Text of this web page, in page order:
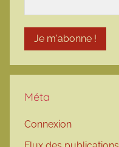
Méta
Connexion